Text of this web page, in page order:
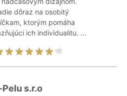
dôraz na osobitý
ktorým pomáha
ich individualitu. ...
s.r.o